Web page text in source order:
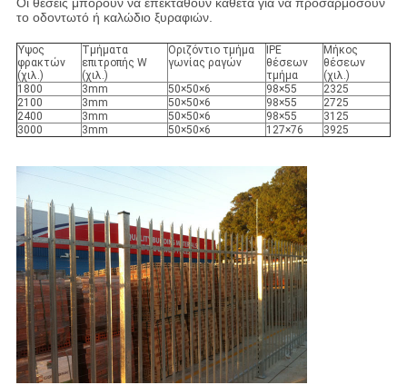
το οδοντωτό ή καλώδιο ξυραφιών.
Ύψος
φρακτών
(χιλ.)
Τμήματα
επιτροπής W
(χιλ.)
Οριζόντιο τμήμα
γωνίας ραγών
IPE
θέσεων
τμήμα
Μήκος
θέσεων
(χιλ.)
1800
3mm 50×50×6 98×55
2325
2100
3mm 50×50×6 98×55
2725
2400
3mm 50×50×6 98×55
3125
3000
3mm 50×50×6 127×76 3925